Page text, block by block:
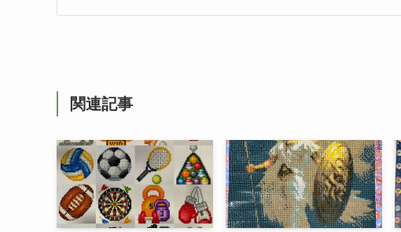
関連記事